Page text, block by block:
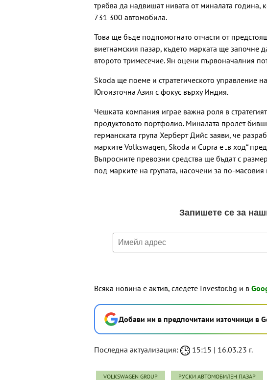
трябва да надвишат нивата от миналата година,
731 300 автомобила.
Това ще бъде подпомогнато отчасти от
виетнамския пазар, където марката ще започне
второто тримесечие. Ян оцени първоначалния
Skoda ще поеме и стратегическото управление
Югоизточна Азия с фокус върху Индия.
Чешката компания играе важна роля в
продуктовото портфолио. Миналата пролет
германската група Херберт Дийс заяви, че
марките Volkswagen, Skoda и Cupra е „в ход“
Въпросните превозни средства ще бъдат с
под марките на групата, насочени за по-масовия
Всяка новина е актив, следете Investor.bg и в
Добави ни в предпочитани източници в
Последна актуализация: 15:15 | 16.03.23 г.
VOLKSWAGEN GROUP РУСКИ АВТОМОБИЛЕН ПАЗАР